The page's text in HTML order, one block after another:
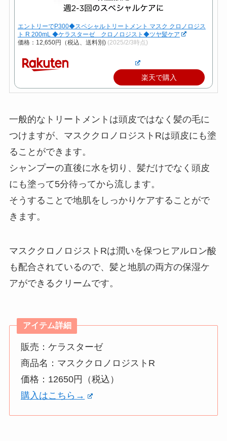
エントリーでP300◆スペシャルトリートメント マスク クロノロジス
ト R 200mL ◆ケラスターゼ クロノロジスト◆ツヤ髪ケア
価格：12,650円（税込、送料別) (2025/2/3時点)
楽天で購入
一般的なトリートメントは頭皮ではなく髪の毛に
つけますが、マスククロノロジストRは頭皮にも塗
ることができます。
シャンプーの直後に水を切り、髪だけでなく頭皮
にも塗って5分待ってから流します。
そうすることで地肌をしっかりケアすることがで
きます。
マスククロノロジストRは潤いを保つヒアルロン酸
も配合されているので、髪と地肌の両方の保湿ケ
アができるクリームです。
アイテム詳細
販売：ケラスターゼ
商品名：マスククロノロジストR
価格：12650円（税込）
購入はこちら→